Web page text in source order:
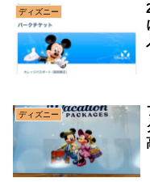
ディズニー
ディズニー